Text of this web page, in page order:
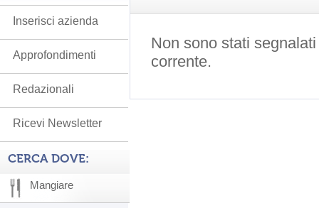
Non sono stati
corrente.
Inserisci azienda
Approfondimenti
Redazionali
Ricevi Newsletter
CERCA DOVE:
Mangiare